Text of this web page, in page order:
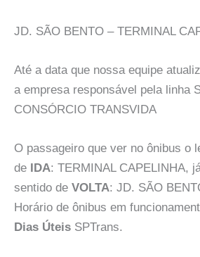
JD. SÃO BENTO – TERMINAL
Até a data que nossa equipe
a empresa responsável pela linha
CONSÓRCIO TRANSVIDA
O passageiro que ver no ônibus o
de
IDA: TERMINAL CAPELINHA,
sentido de VOLTA: JD. SÃO
Horário de ônibus em
Dias Úteis SPTrans.